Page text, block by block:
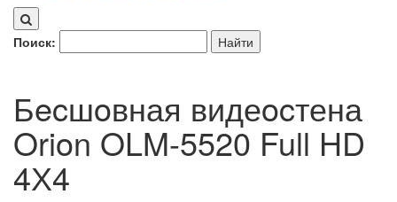
Поиск:
Бecшoвная видеocтена
Orion OLM-5520 Full HD
4Х4